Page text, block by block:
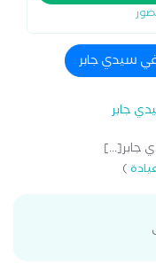
سيدي جابر
جابر
جابر[...]
)